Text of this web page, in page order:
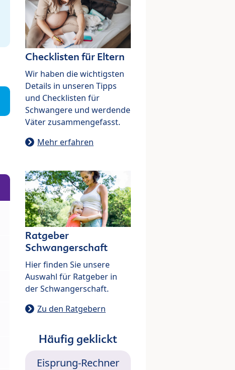
Checklisten für Eltern
Wir haben die wichtigsten
Details in unseren Tipps
und Checklisten für
Schwangere und werdende
Väter zusammengefasst.
Mehr erfahren
Ratgeber
Schwangerschaft
Hier finden Sie unsere
Auswahl für Ratgeber in
der Schwangerschaft.
Zu den Ratgebern
Häufig geklickt
Eisprung-Rechner